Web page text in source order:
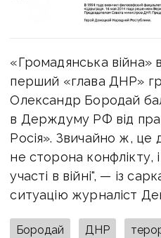
«Громадянська війна»
перший «глава ДНР»
Олександр Бородай
в Держдуму РФ від
Росія». Звичайно ж, це
не сторона конфлікту,
участі в війні", — із
ситуацію журналіст
Бородай ДНР